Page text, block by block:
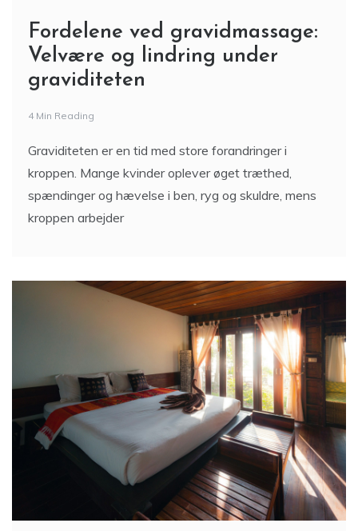
Fordelene ved gravidmassage:
Velvære og lindring under
graviditeten
4 Min Reading
Graviditeten er en tid med store forandringer i
kroppen. Mange kvinder oplever øget træthed,
spændinger og hævelse i ben, ryg og skuldre, mens
kroppen arbejder